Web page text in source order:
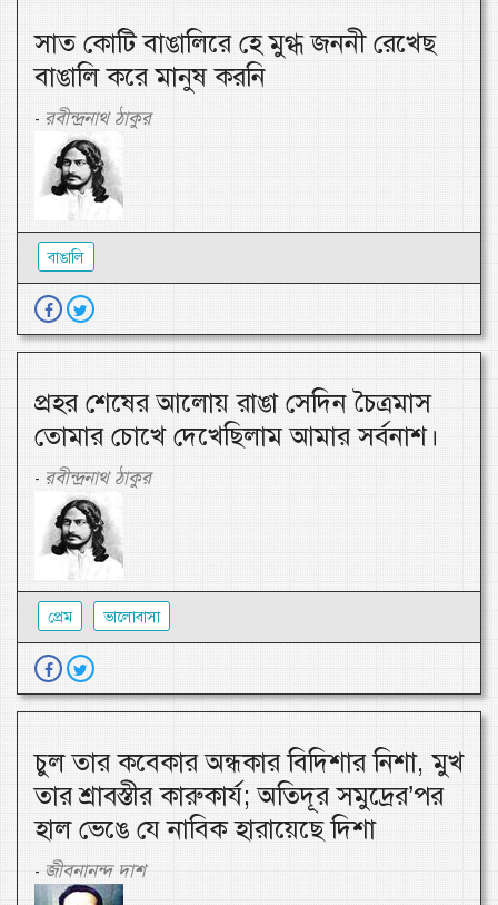
সাত কোটি বাঙালিরে হে মুগ্ধ জননী রেখেছ
বাঙালি করে মানুষ করনি
- রবীন্দ্রনাথ ঠাকুর
বাঙালি
প্রহর শেষের আলোয় রাঙা সেদিন চৈত্রমাস
তোমার চোখে দেখেছিলাম আমার সর্বনাশ।
- রবীন্দ্রনাথ ঠাকুর
প্রেম ভালোবাসা
চুল তার কবেকার অন্ধকার বিদিশার নিশা, মুখ
তার শ্রাবস্তীর কারুকার্য; অতিদূর সমুদ্রের’পর
হাল ভেঙে যে নাবিক হারায়েছে দিশা
- জীবনানন্দ দাশ